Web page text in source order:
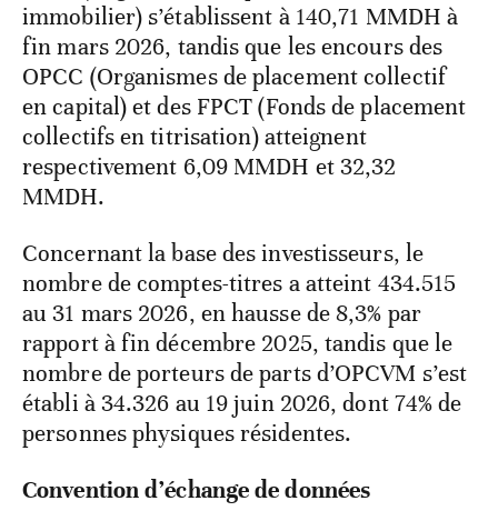
immobilier) s’établissent à 140,71 MMDH à
fin mars 2026, tandis que les encours des
OPCC (Organismes de placement collectif
en capital) et des FPCT (Fonds de placement
collectifs en titrisation) atteignent
respectivement 6,09 MMDH et 32,32
MMDH.
Concernant la base des investisseurs, le
nombre de comptes-titres a atteint 434.515
au 31 mars 2026, en hausse de 8,3% par
rapport à fin décembre 2025, tandis que le
nombre de porteurs de parts d’OPCVM s’est
établi à 34.326 au 19 juin 2026, dont 74% de
personnes physiques résidentes.
Convention d’échange de données